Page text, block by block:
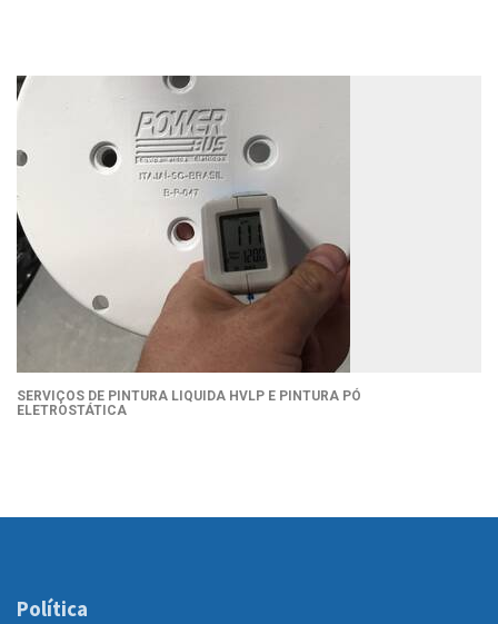
SERVIÇOS DE PINTURA LIQUIDA HVLP E PINTURA PÓ
ELETROSTÁTICA
Política